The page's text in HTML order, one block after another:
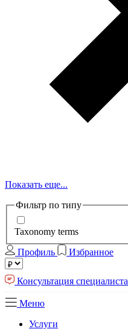
Показать еще...
Фильтр по типу
Taxonomy terms
Профиль
Избранное
Консультация специалиста
Меню
Услуги